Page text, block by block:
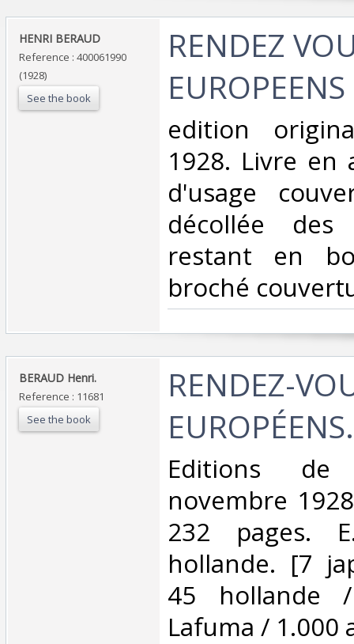
‎HENRI BERAUD‎
Reference : 400061990
(1928)
See the book
‎RENDEZ
‎edition
1928. Livre en
d'usage
décollée
restant en
broché
‎BERAUD Henri.‎
Reference : 11681
See the book
‎RENDEZ-
EUROPÉENS.‎
‎Editions
novembre
232 pages.
hollande. [7
45
Lafuma / 1.000